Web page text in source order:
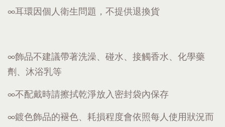
∞耳環因個人衛生問題，不提供退換貨
∞飾品不建議帶著洗澡、碰水、接觸香水、化學藥
劑、沐浴乳等
∞不配戴時請擦拭乾淨放入密封袋內保存
∞鍍色飾品的褪色、耗損程度會依照每人使用狀況而